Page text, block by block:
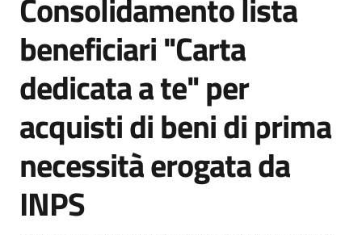
beneficiari "Carta
dedicata a te" per
acquisti di beni di prima
necessità erogata da
INPS